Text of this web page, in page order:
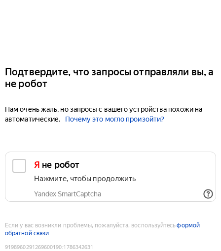
Подтвердите, что запросы отправляли вы, а
не робот
Нам очень жаль, но запросы с вашего устройства похожи на
автоматические.
Почему это могло произойти?
Я не робот
Нажмите, чтобы продолжить
Yandex SmartCaptcha
Если у вас возникли проблемы, пожалуйста, воспользуйтесьформой
обратной связи
9198960291269600190:1786342631